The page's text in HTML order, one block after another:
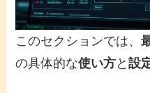
このセクションでは、
の具体的な使い方と設